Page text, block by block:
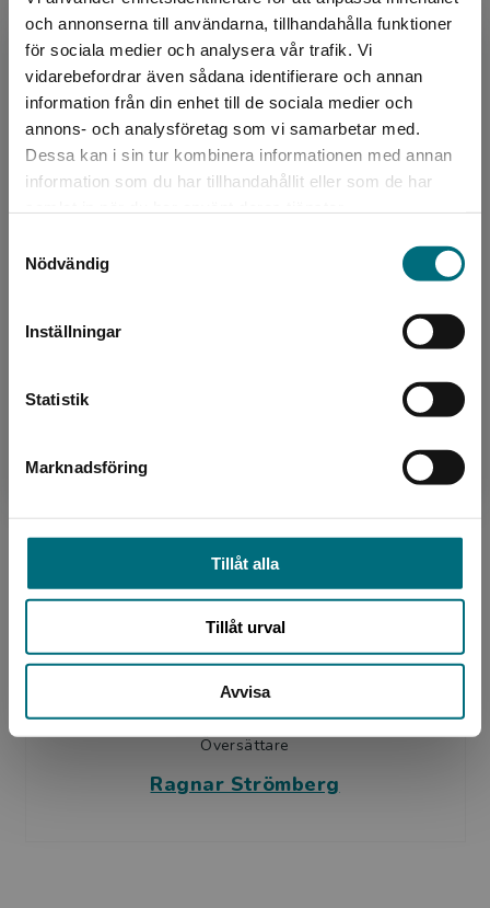
och annonserna till användarna, tillhandahålla funktioner
för sociala medier och analysera vår trafik. Vi
vidarebefordrar även sådana identifierare och annan
information från din enhet till de sociala medier och
annons- och analysföretag som vi samarbetar med.
Dessa kan i sin tur kombinera informationen med annan
information som du har tillhandahållit eller som de har
Nödvändig
Inställningar
Statistik
Marknadsföring
Tillåt alla
Tillåt urval
Avvisa
Begränsad fraktregion
Det verkar som att du besöker
nyponochviljaforlag.se via en enhet utanför
Sverige. För att kunna slutföra ett köp måste
”En triumf för skönlitteraturens samhällsanalytiska
Lennart Bromander, Aftonbladet
Upplaga:
Första
Köp- och leveransvillkor
Upphovspersoner
Chimamanda Ngozi Adichie växte upp i Nigeria.
Översättare
Ragnar Strömberg